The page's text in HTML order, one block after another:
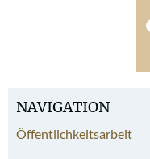
NAVIGATION
Öffentlichkeitsarbeit